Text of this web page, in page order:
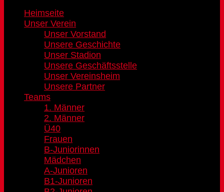
Heimseite
Unser Verein
Unser Vorstand
Unsere Geschichte
Unser Stadion
Unsere Geschäftsstelle
Unser Vereinsheim
Unsere Partner
Teams
1. Männer
2. Männer
Ü40
Frauen
B-Juniorinnen
Mädchen
A-Junioren
B1-Junioren